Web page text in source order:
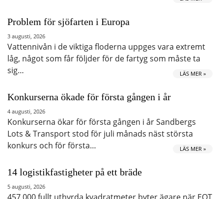
Problem för sjöfarten i Europa
3 augusti, 2026
Vattennivån i de viktiga floderna uppges vara extremt
låg, något som får följder för de fartyg som måste ta
sig…
LÄS MER »
Konkurserna ökade för första gången i år
4 augusti, 2026
Konkurserna ökar för första gången i år Sandbergs
Lots & Transport stod för juli månads näst största
konkurs och för första…
LÄS MER »
14 logistikfastigheter på ett bräde
5 augusti, 2026